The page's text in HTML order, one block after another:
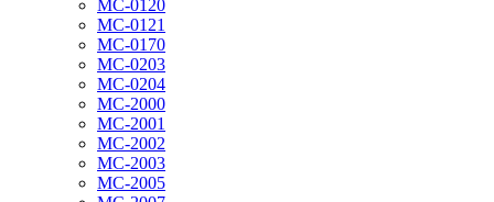
MC-0120
MC-0121
MC-0170
MC-0203
MC-0204
MC-2000
MC-2001
MC-2002
MC-2003
MC-2005